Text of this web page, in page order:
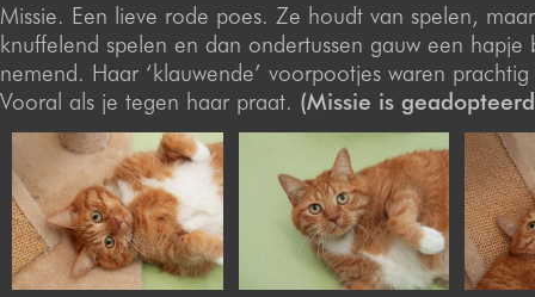
Missie. Een lieve rode poes. Ze houdt van spelen,
knuffelend spelen en dan ondertussen gauw een hapje
nemend. Haar ‘klauwende’ voorpootjes waren
Vooral als je tegen haar praat. (Missie is